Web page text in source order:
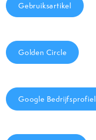
Gebruiksartikel
Golden Circle
Google Bedrijfsprofiel